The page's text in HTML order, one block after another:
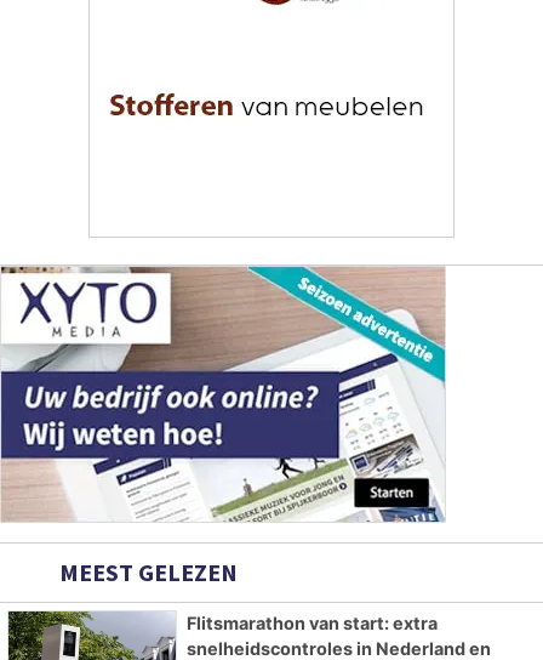
MEEST GELEZEN
Flitsmarathon van start: extra
snelheidscontroles in Nederland en